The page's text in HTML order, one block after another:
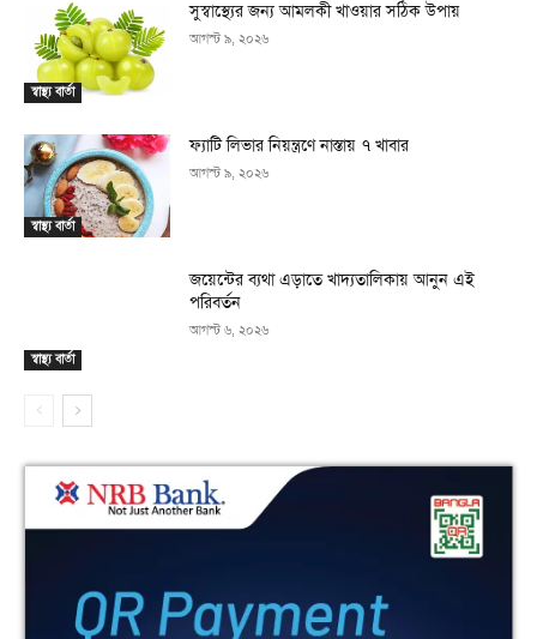
স্বাস্থ্য বার্তা
সুস্বাস্থ্যের জন্য আমলকী খাওয়ার সঠিক উপায়
আগস্ট ৯, ২০২৬
স্বাস্থ্য বার্তা
ফ্যাটি লিভার নিয়ন্ত্রণে নাস্তায় ৭ খাবার
আগস্ট ৯, ২০২৬
স্বাস্থ্য বার্তা
জয়েন্টের ব্যথা এড়াতে খাদ্যতালিকায় আনুন এই
পরিবর্তন
আগস্ট ৬, ২০২৬